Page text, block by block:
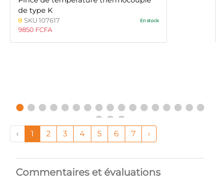
de type K
SKU 107617 En stock
9850 FCFA
‹ 1 2 3 4 5 6 7 ›
Commentaires et évaluations